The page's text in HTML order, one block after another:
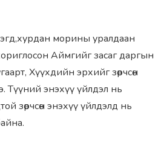
морины уралдаан
Аймгийг засаг даргын
Хүүхдийн эрхийг зөрчсөн
Түүний энэхүү үйлдэл нь
зөрчсөн энэхүү үйлдэлд нь